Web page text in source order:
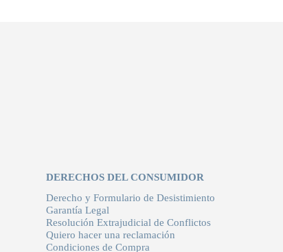
DERECHOS DEL CONSUMIDOR
Derecho y Formulario de Desistimiento
Garantía Legal
Resolución Extrajudicial de Conflictos
Quiero hacer una reclamación
Condiciones de Compra